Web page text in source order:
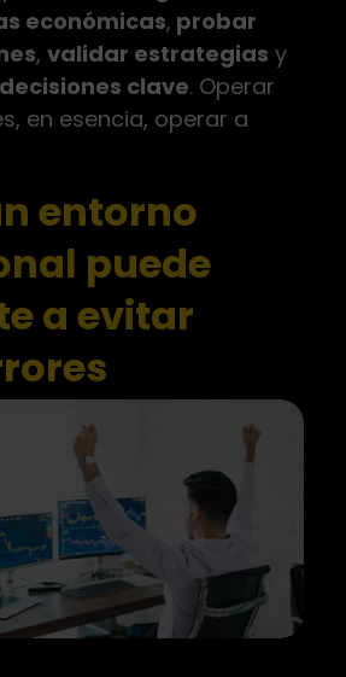
económicas, probar
, validar estrategias y
clave. Operar
en esencia, operar a
entorno
puede
a evitar